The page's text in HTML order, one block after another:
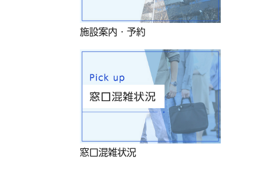
施設案内・予約
窓口混雑状況